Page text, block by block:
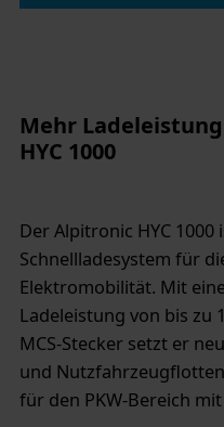
Mehr
HYC 1000
Der Alpitronic HYC
Schnellladesystem für
Elektromobilität. Mit
Ladeleistung von bis zu
MCS-Stecker setzt er
und
für den PKW-Bereich mit